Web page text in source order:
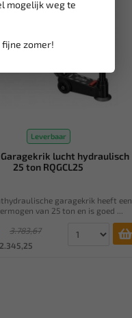
mogelijk weg te
zomer!
Leverbaar
Garagekrik lucht hydraulisch
25 ton RQGCL25
garagekrik heeft een
van 25 ton en is goed ...
3.783,67